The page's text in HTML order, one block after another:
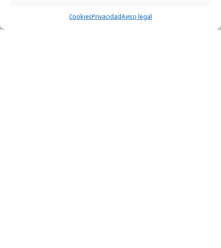
CookiesPrivacidadAviso legal